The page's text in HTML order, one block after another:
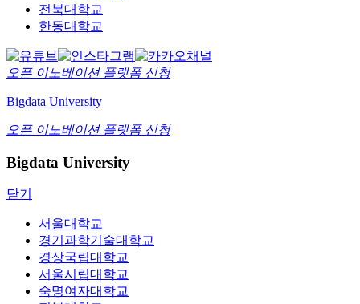
전북대학교
한동대학교
오픈 이노베이션 플랫폼 신청
Bigdata University
오픈 이노베이션 플랫폼 신청
Bigdata University
닫기
서울대학교
경기과학기술대학교
경상국립대학교
서울시립대학교
숙명여자대학교